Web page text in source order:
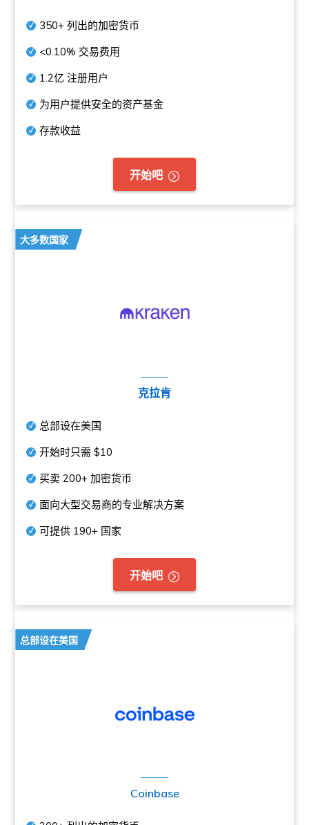
350+ 列出的加密货币
<0.10% 交易费用
1.2亿 注册用户
为用户提供安全的资产基金
存款收益
开始吧
大多数国家
克拉肯
总部设在美国
开始时只需$10
买卖200+ 加密货币
面向大型交易商的专业解决方案
可提供 190+ 国家
开始吧
总部设在美国
Coinbase